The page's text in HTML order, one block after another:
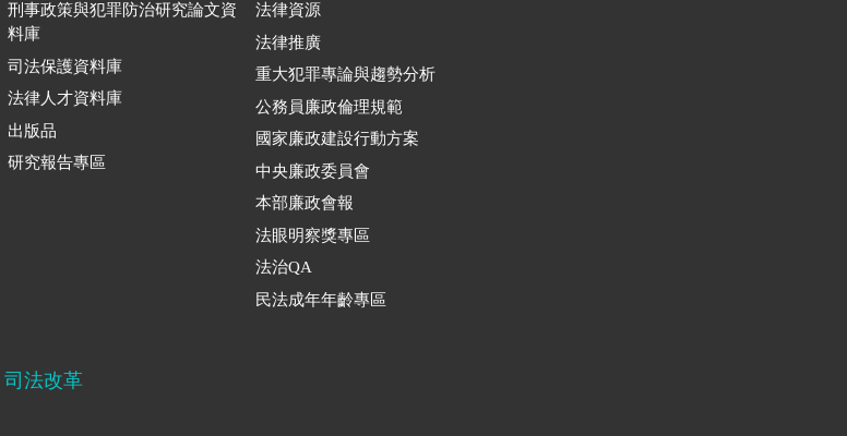
刑事政策與犯罪防治研究論文資
料庫
司法保護資料庫
法律人才資料庫
出版品
研究報告專區
法律資源
法律推廣
重大犯罪專論與趨勢分析
公務員廉政倫理規範
國家廉政建設行動方案
中央廉政委員會
本部廉政會報
法眼明察獎專區
法治QA
民法成年年齡專區
司法改革